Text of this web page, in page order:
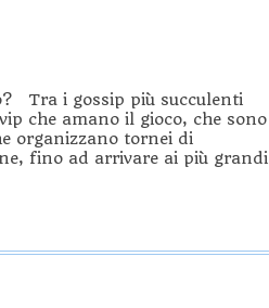
Tra i gossip più succulenti
che amano il gioco, che sono
organizzano tornei di
fino ad arrivare ai più grandi